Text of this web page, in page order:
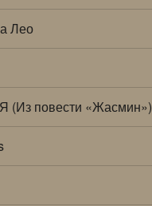
Лео
(Из повести «Жасмин»)